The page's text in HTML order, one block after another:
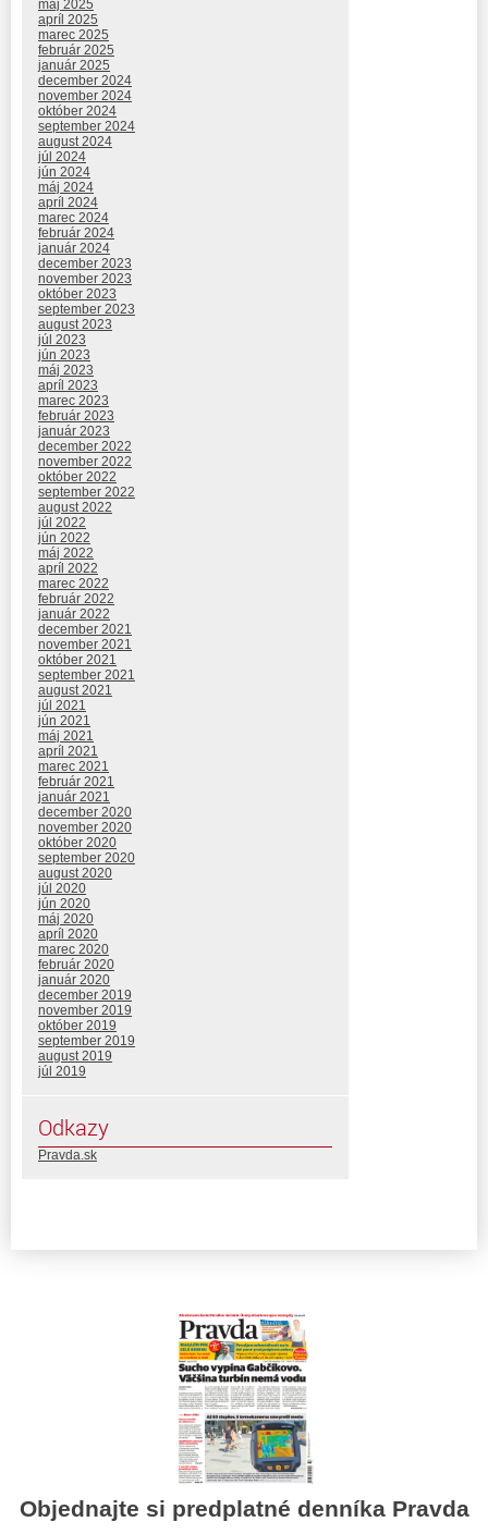
máj 2025
apríl 2025
marec 2025
február 2025
január 2025
december 2024
november 2024
október 2024
september 2024
august 2024
júl 2024
jún 2024
máj 2024
apríl 2024
marec 2024
február 2024
január 2024
december 2023
november 2023
október 2023
september 2023
august 2023
júl 2023
jún 2023
máj 2023
apríl 2023
marec 2023
február 2023
január 2023
december 2022
november 2022
október 2022
september 2022
august 2022
júl 2022
jún 2022
máj 2022
apríl 2022
marec 2022
február 2022
január 2022
december 2021
november 2021
október 2021
september 2021
august 2021
júl 2021
jún 2021
máj 2021
apríl 2021
marec 2021
február 2021
január 2021
december 2020
november 2020
október 2020
september 2020
august 2020
júl 2020
jún 2020
máj 2020
apríl 2020
marec 2020
február 2020
január 2020
december 2019
november 2019
október 2019
september 2019
august 2019
júl 2019
Odkazy
Pravda.sk
Objednajte si predplatné denníka Pravda